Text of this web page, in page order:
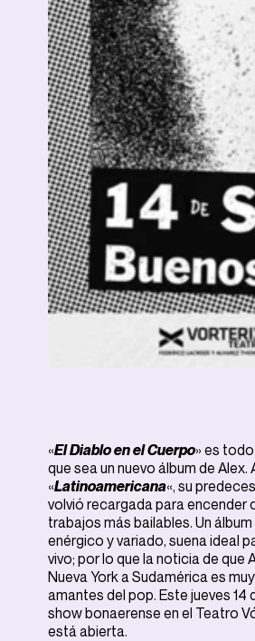
«El Diablo en el Cuerpo» es
que sea un nuevo álbum de Alex.
«Latinoamericana«, su
volvió recargada para encender
trabajos más bailables. Un
enérgico y variado, suena ideal
vivo; por lo que la noticia de que
Nueva York a Sudamérica es
amantes del pop. Este jueves
show bonaerense en el Teatro
está abierta.